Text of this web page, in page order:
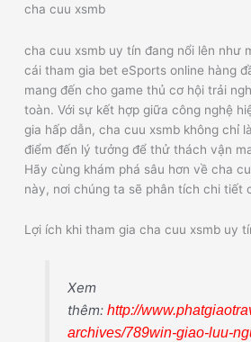
cha cuu xsmb
cha cuu xsmb uy tín đang nổi lên như
cái tham gia bet eSports online hàng
mang đến cho game thủ cơ hội trải
toàn. Với sự kết hợp giữa công nghệ
gia hấp dẫn, cha cuu xsmb không chỉ
điểm đến lý tưởng để thử thách vận
Hãy cùng khám phá sâu hơn về cha
này, nơi chúng ta sẽ phân tích chi tiết
Lợi ích khi tham gia cha cuu xsmb uy
Xem
thêm: http://
archives/789win-giao-luu-